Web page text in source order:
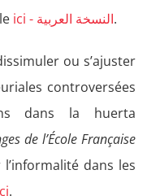
ici - النسخة العربية.
ou s’ajuster
controversées
dans la huerta
de l’École Française
dans les
.